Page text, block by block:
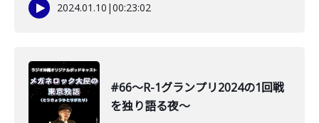
2024.01.10 |00:23:02
#66〜R-1グランプリ2024の1回戦
を独り語る夜〜